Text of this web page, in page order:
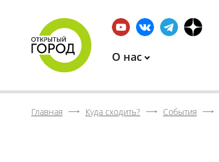
О нас
Главная Куда сходить? События